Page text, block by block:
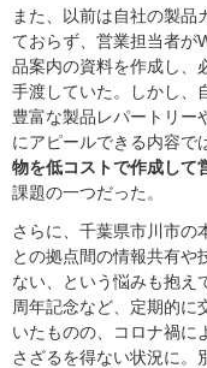
また、以前は自社の製品
ておらず、営業担当者が
品案内の資料を作成し、
手渡していた。しかし、
豊富な製品レパートリー
にアピールできる内容で
物を低コストで作成して
課題の一つだった。
さらに、千葉県市川市の
との拠点間の情報共有や
ない、という悩みも抱え
周年記念など、定期的に
いたものの、コロナ禍に
さざるを得ない状況に。